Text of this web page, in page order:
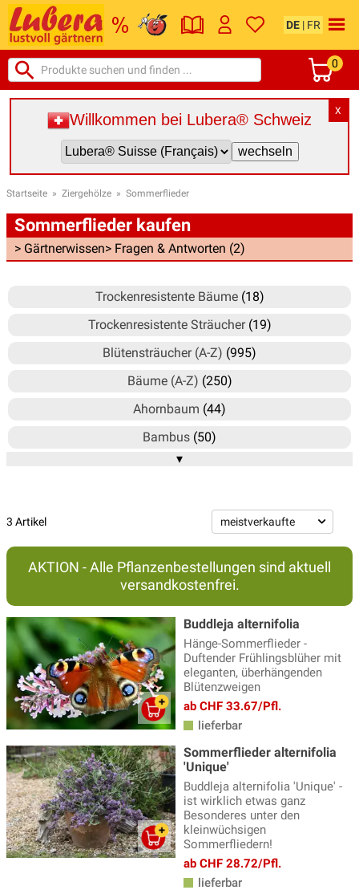
DE | FR
0
X
Willkommen bei Lubera® Schweiz
Startseite » Ziergehölze » Sommerflieder
Sommerflieder kaufen
> Gärtnerwissen> Fragen & Antworten (2)
Trockenresistente Bäume(18)
Trockenresistente Sträucher(19)
Blütensträucher (A-Z) (995)
Bäume (A-Z) (250)
Ahornbaum (44)
Bambus (50)
Blauregen
Flieder(94)
Formgehölze(43)
Hebe(9)
Heckenpflanzen(355)
Heidekraut(91)
Heimische Wildgehölze(57)
Hortensien (152)
Immergrüne Sträucher
(122)
Japanische Lavendelheide
Kletterpflanzen(177)
Koniferen - Nadelgehölze(235)
Magnolien (21)
Moorbeet- und Heidepflanzen
▾
3 Artikel
AKTION - Alle Pflanzenbestellungen sind aktuell
versandkostenfrei.
Buddleja alternifolia
Hänge-Sommerflieder -
Duftender Frühlingsblüher mit
eleganten, überhängenden
Blütenzweigen
ab CHF 33.67/Pfl.
lieferbar
Sommerflieder alternifolia
'Unique'
Buddleja alternifolia 'Unique' -
ist wirklich etwas ganz
Besonderes unter den
kleinwüchsigen
Sommerfliedern!
ab CHF 28.72/Pfl.
lieferbar